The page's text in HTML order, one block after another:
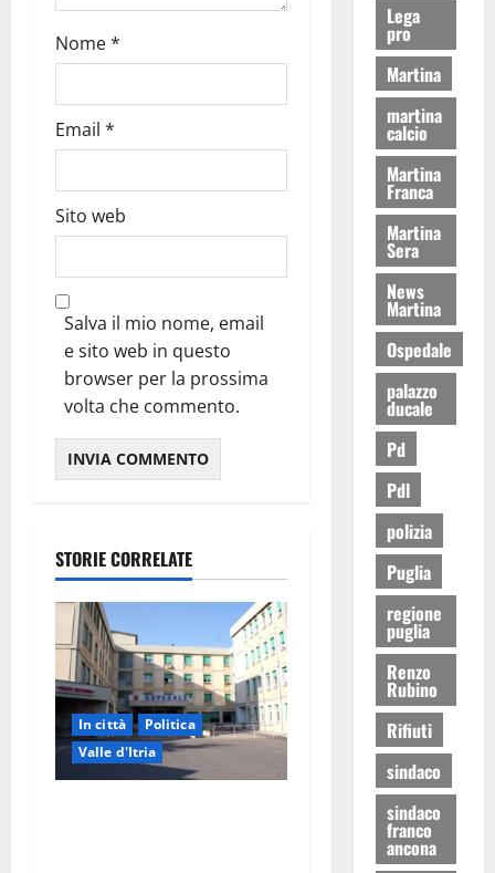
Nome*
Email *
Sito web
Salva il mio nome, email
e sito web in questo
browser per la prossima
volta che commento.
STORIE CORRELATE
In città
Politica
Valle d'Itria
Lega
pro
Martina
martina
calcio
Martina
Franca
Martina
Sera
News
Martina
Ospedale
palazzo
ducale
Pd
Pdl
polizia
Puglia
regione
puglia
Renzo
Rubino
Rifiuti
sindaco
sindaco
franco
ancona